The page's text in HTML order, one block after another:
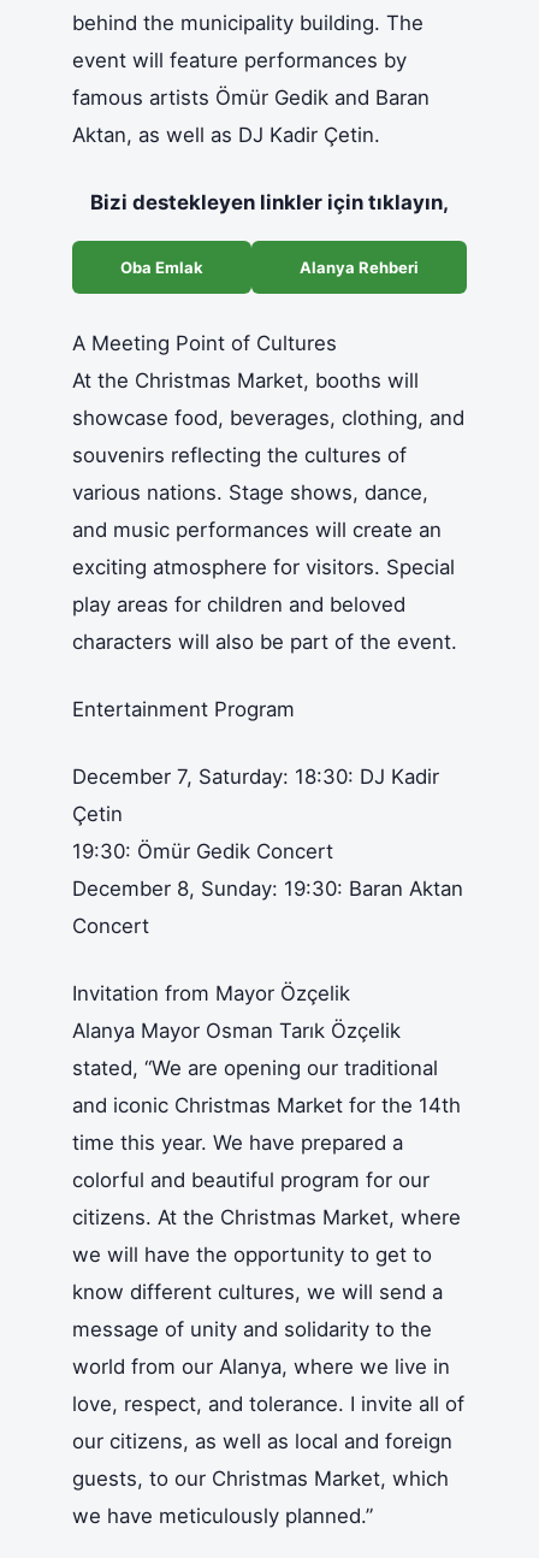
behind the municipality building. The
event will feature performances by
famous artists Ömür Gedik and Baran
Aktan, as well as DJ Kadir Çetin.
Bizi destekleyen linkler için tıklayın,
Oba Emlak Alanya Rehberi
A Meeting Point of Cultures
At the Christmas Market, booths will
showcase food, beverages, clothing, and
souvenirs reflecting the cultures of
various nations. Stage shows, dance,
and music performances will create an
exciting atmosphere for visitors. Special
play areas for children and beloved
characters will also be part of the event.
Entertainment Program
December 7, Saturday: 18:30: DJ Kadir
Çetin
19:30: Ömür Gedik Concert
December 8, Sunday: 19:30: Baran Aktan
Concert
Invitation from Mayor Özçelik
Alanya Mayor Osman Tarık Özçelik
stated, “We are opening our traditional
and iconic Christmas Market for the 14th
time this year. We have prepared a
colorful and beautiful program for our
citizens. At the Christmas Market, where
we will have the opportunity to get to
know different cultures, we will send a
message of unity and solidarity to the
world from our Alanya, where we live in
love, respect, and tolerance. I invite all of
our citizens, as well as local and foreign
guests, to our Christmas Market, which
we have meticulously planned.”